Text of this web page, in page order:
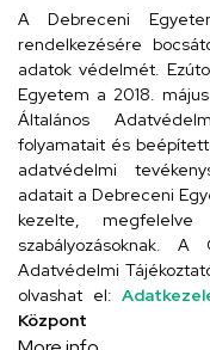
Cím
4024
UD
A Debreceni
rendelkezésére
adatok védelmét.
Egyetem a 2018.
Általános
folyamatait és
adatvédelmi
adatait a Debreceni
kezelte,
szabályozásoknak.
Adatvédelmi
olvashat el:
Központ